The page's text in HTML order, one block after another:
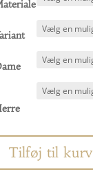
Tilføj til kurv